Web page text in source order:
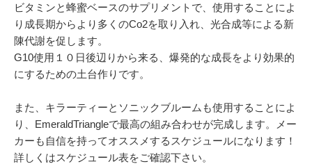
ビタミンと蜂蜜ベースのサプリメントで、使用することによ
り成長期からより多くのCo2を取り入れ、光合成等による新
陳代謝を促します。
G10使用１０日後辺りから来る、爆発的な成長をより効果的
にするための土台作りです。
また、キラーティーとソニックブルームも使用することによ
り、EmeraldTriangleで最高の組み合わせが完成します。メー
カーも自信を持ってオススメするスケジュールになります！
詳しくはスケジュール表をご確認下さい。